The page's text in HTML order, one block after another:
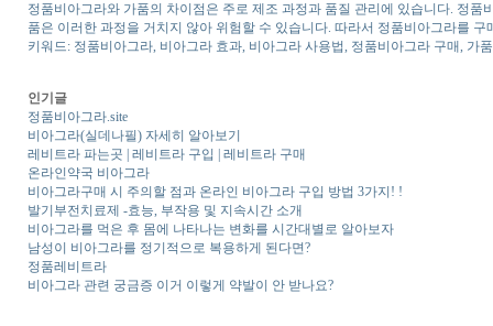
정품비아그라와 가품의 차이점은 주로 제조 과정과 품질 관리에 있습니다. 정
품은 이러한 과정을 거치지 않아 위험할 수 있습니다. 따라서 정품비아그라를
키워드: 정품비아그라, 비아그라 효과, 비아그라 사용법, 정품비아그라 구매, 가
인기글
정품비아그라.site
비아그라(실데나필) 자세히 알아보기
레비트라 파는곳 | 레비트라 구입 | 레비트라 구매
온라인약국 비아그라
비아그라구매 시 주의할 점과 온라인 비아그라 구입 방법 3가지! !
발기부전치료제 -효능, 부작용 및 지속시간 소개
비아그라를 먹은 후 몸에 나타나는 변화를 시간대별로 알아보자
남성이 비아그라를 정기적으로 복용하게 된다면?
정품레비트라
비아그라 관련 궁금증 이거 이렇게 약발이 안 받나요?